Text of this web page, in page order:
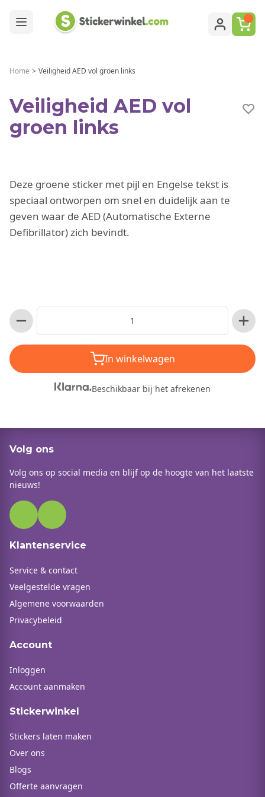
Home > Veiligheid AED vol groen links
Veiligheid AED vol
groen links
Deze groene sticker met pijl en Engelse tekst is
speciaal ontworpen om snel en duidelijk aan te
geven waar de AED (Automatische Externe
Defibrillator) zich bevindt.
In winkelwagen
Beschikbaar bij het afrekenen
Volg ons
Volg ons op social media en blijf op de hoogte van het laatste
nieuws!
Klantenservice
Service & contact
Veelgestelde vragen
Algemene voorwaarden
Privacybeleid
Account
Inloggen
Account aanmaken
Stickerwinkel
Stickers laten maken
Over ons
Blogs
Offerte aanvragen